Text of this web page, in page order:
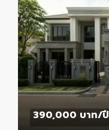
390,000 บาท/ปี